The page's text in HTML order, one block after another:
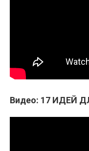
Видео: 17 ИДЕЙ